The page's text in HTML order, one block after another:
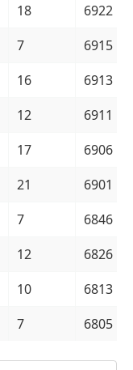
18
6922
7
6915
16
6913
12
6911
17
6906
21
6901
7
6846
12
6826
10
6813
7
6805